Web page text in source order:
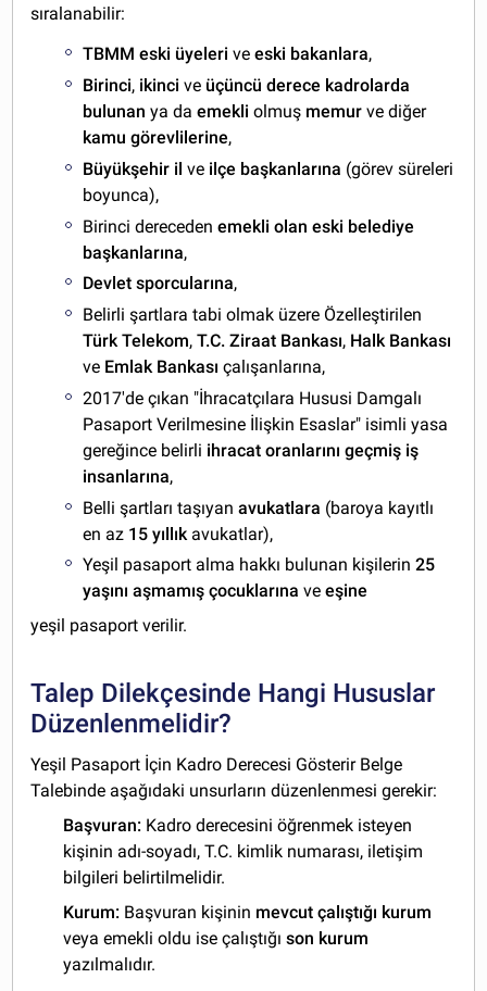
sıralanabilir:
TBMM eski üyeleri veeski bakanlara,
Birinci, ikinci ve üçüncü derece kadrolarda
bulunan ya daemekli olmuş memur ve diğer
kamu görevlilerine,
Büyükşehir il ve ilçe başkanlarına (görev süreleri
boyunca),
Birinci derecedenemekli olan eski belediye
başkanlarına,
Devlet sporcularına,
Belirli şartlara tabi olmak üzere Özelleştirilen
Türk Telekom,T.C. Ziraat Bankası, Halk Bankası
ve Emlak Bankası çalışanlarına,
2017'de çıkan "İhracatçılara Hususi Damgalı
Pasaport Verilmesine İlişkin Esaslar" isimli yasa
gereğince belirli ihracat oranlarını geçmiş iş
insanlarına,
Belli şartları taşıyanavukatlara (baroya kayıtlı
en az 15 yıllık avukatlar),
Yeşil pasaport alma hakkı bulunan kişilerin25
yaşını aşmamış çocuklarına veeşine
yeşil pasaport verilir.
Talep Dilekçesinde Hangi Hususlar
Düzenlenmelidir?
Yeşil Pasaport İçin Kadro Derecesi Gösterir Belge
Talebinde aşağıdaki unsurların düzenlenmesi gerekir:
Başvuran: Kadro derecesini öğrenmek isteyen
kişinin adı-soyadı, T.C. kimlik numarası, iletişim
bilgileri belirtilmelidir.
Kurum: Başvuran kişinin mevcut çalıştığı kurum
veya emekli oldu ise çalıştığıson kurum
yazılmalıdır.